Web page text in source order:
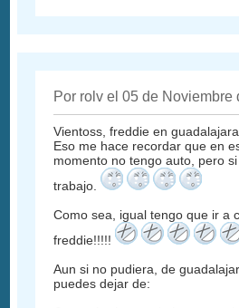
Por rolv el 05 de Noviembre
Vientoss, freddie en
Eso me hace recordar que en
momento no tengo auto, pero
trabajo.
Como sea, igual tengo que ir a
freddie!!!!!
Aun si no pudiera, de
puedes dejar de: